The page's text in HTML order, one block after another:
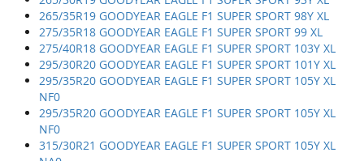
265/35R19 GOODYEAR EAGLE F1 SUPER SPORT 98Y XL
275/35R18 GOODYEAR EAGLE F1 SUPER SPORT 99 XL
275/40R18 GOODYEAR EAGLE F1 SUPER SPORT 103Y XL
295/30R20 GOODYEAR EAGLE F1 SUPER SPORT 101Y XL
295/35R20 GOODYEAR EAGLE F1 SUPER SPORT 105Y XL
NF0
295/35R20 GOODYEAR EAGLE F1 SUPER SPORT 105Y XL
NF0
315/30R21 GOODYEAR EAGLE F1 SUPER SPORT 105Y XL